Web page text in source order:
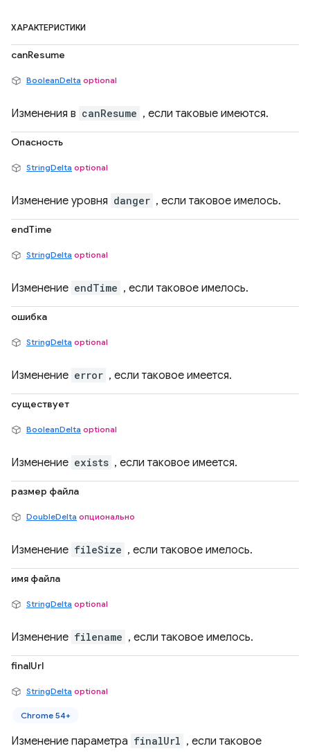
ХАРАКТЕРИСТИКИ
canResume
BooleanDelta optional
Изменения в canResume , если таковые имеются.
Опасность
StringDelta optional
Изменение уровня danger , если таковое имелось.
endTime
StringDelta optional
Изменение endTime , если таковое имелось.
ошибка
StringDelta optional
Изменение error , если таковое имеется.
существует
BooleanDelta optional
Изменение exists , если таковое имеется.
размер файла
DoubleDelta опционально
Изменение fileSize , если таковое имелось.
имя файла
StringDelta optional
Изменение filename , если таковое имелось.
finalUrl
StringDelta optional
Chrome 54+
Изменение параметра finalUrl , если таковое